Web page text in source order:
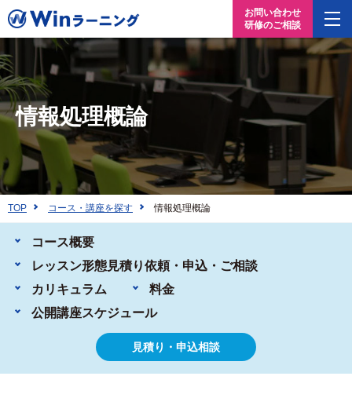
お問い合わせ
研修のご相談
情報処理概論
TOP コース・講座を探す 情報処理概論
コース概要
レッスン形態見積り依頼・申込・ご相談
カリキュラム
料金
公開講座スケジュール
見積り・申込相談